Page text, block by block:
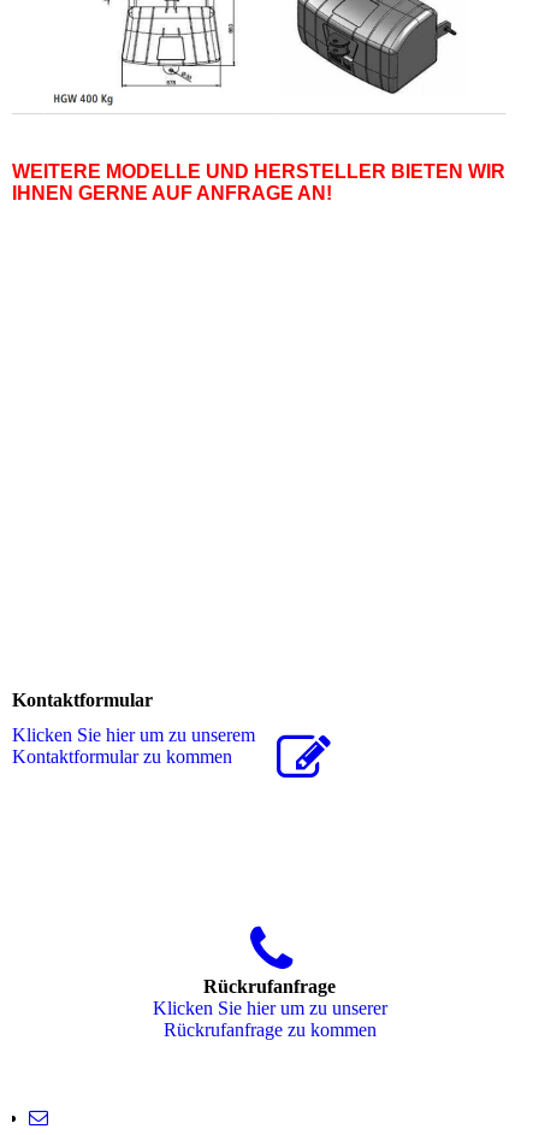
WEITERE MODELLE UND HERSTELLER BIETEN WIR
IHNEN GERNE AUF ANFRAGE AN!
Kontaktformular
Klicken Sie hier um zu unserem
Kon­takt­for­mu­lar zu kommen
Rückrufanfrage
Klicken Sie hier um zu unserer
Rückrufanfrage zu kommen